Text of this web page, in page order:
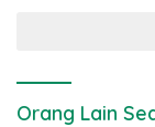
Orang Lain